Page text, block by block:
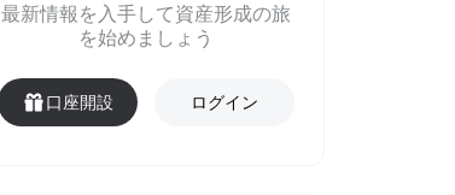
最新情報を入手して資産形成の旅
を始めましょう
口座開設 ログイン